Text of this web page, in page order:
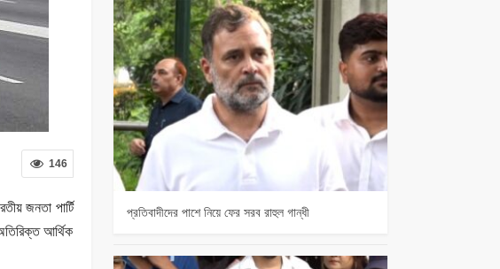
146
জনতা পার্টি
আর্থিক
প্রতিবাদীদের পাশে নিয়ে ফের সরব রাহুল গান্ধী